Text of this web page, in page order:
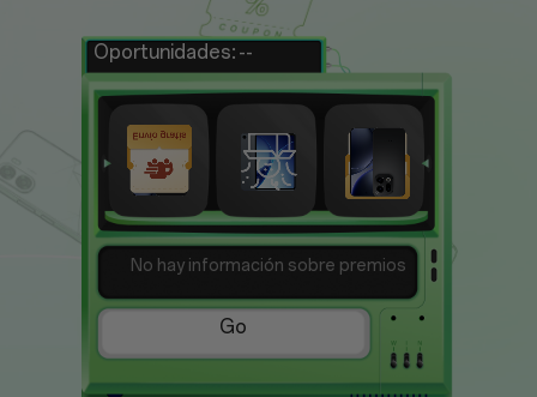
Oportunidades: --
No hay información sobre premios
Go